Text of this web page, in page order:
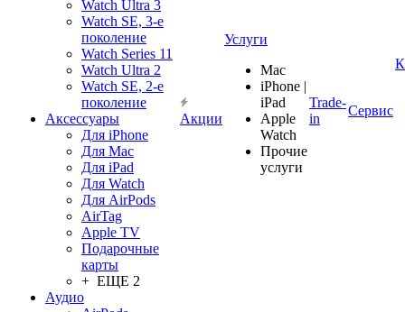
Watch Ultra 3
Watch SE, 3-е
поколение
Watch Series 11
Watch Ultra 2
Watch SE, 2-е
поколение
Аксессуары
Для iPhone
Для Mac
Для iPad
Для Watch
Для AirPods
AirTag
Apple TV
Подарочные
карты
+ ЕЩЕ 2
Аудио
Акции
Услуги
Mac
iPhone |
iPad
Apple
Watch
Прочие
услуги
Trade-
in
Сервис